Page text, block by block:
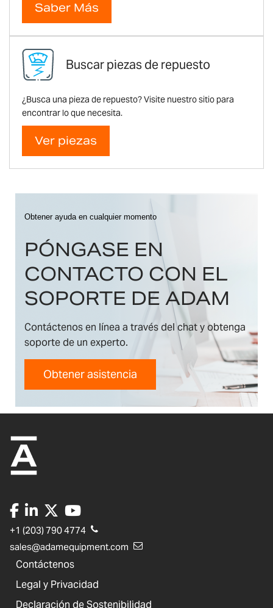
Saber Más
Buscar piezas de repuesto
¿Busca una pieza de repuesto? Visite nuestro sitio para
encontrar lo que necesita.
Ver piezas
Obtener ayuda en cualquier momento
PÓNGASE EN
CONTACTO CON EL
SOPORTE DE ADAM
Contáctenos en línea a través del chat y obtenga
soporte de un experto.
Obtener asistencia
+1 (203) 790 4774
sales@adamequipment.com
Contáctenos
Legal y Privacidad
Declaración de Sostenibilidad